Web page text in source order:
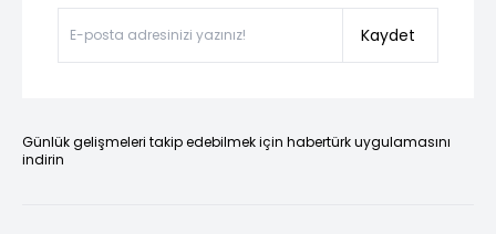
Kaydet
Günlük gelişmeleri takip edebilmek için habertürk uygulamasını
indirin